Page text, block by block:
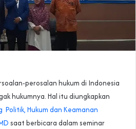
perosalan hukum di Indonesia
hukumnya. Hal itu diungkapkan
Hukum dan Keamanan
saat berbicara dalam seminar